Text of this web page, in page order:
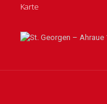
Karte